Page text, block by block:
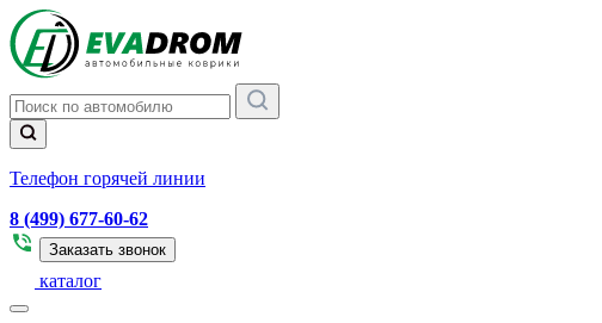
Телефон горячей линии
8 (499) 677-60-62
Заказать звонок
каталог